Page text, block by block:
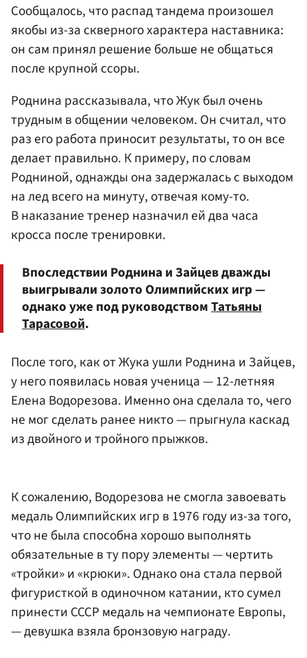
Сообщалось, что распад тандема произошел
якобы из-за скверного характера наставника:
он сам принял решение больше не общаться
после крупной ссоры.
Роднина рассказывала, что Жук был очень
трудным в общении человеком. Он считал, что
раз его работа приносит результаты, то он все
делает правильно. К примеру, по словам
Родниной, однажды она задержалась с выходом
на лед всего на минуту, отвечая кому-то.
В наказание тренер назначил ей два часа
кросса после тренировки.
Впоследствии Роднина и Зайцев дважды
выигрывали золото Олимпийских игр —
однако уже под руководствомТатьяны
Тарасовой.
После того, как от Жука ушли Роднина и Зайцев,
у него появилась новая ученица — 12-летняя
Елена Водорезова. Именно она сделала то, чего
не мог сделать ранее никто — прыгнула каскад
из двойного и тройного прыжков.
К сожалению, Водорезова не смогла завоевать
медаль Олимпийских игр в 1976 году из-за того,
что не была способна хорошо выполнять
обязательные в ту пору элементы — чертить
«тройки» и «крюки». Однако она стала первой
фигуристкой в одиночном катании, кто сумел
принести СССР медаль на чемпионате Европы,
— девушка взяла бронзовую награду.